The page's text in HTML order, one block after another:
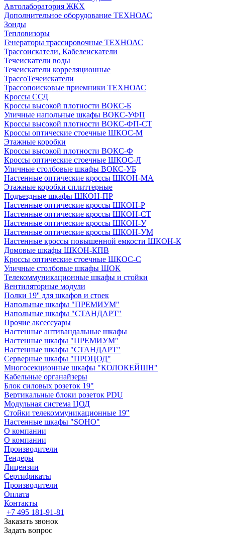
Автолаборатория ЖКХ
Дополнительное оборудование ТЕХНОАС
Зонды
Тепловизоры
Генераторы трассировочные ТЕХНОАС
Трассоискатели, Кабелеискатели
Течеискатели воды
Течеискатели корреляционные
ТрассоТечеискатели
Трассопоисковые приемники ТЕХНОАС
Кроссы ССД
Кроссы высокой плотности ВОКС-Б
Уличные напольные шкафы ВОКС-УФП
Кроссы высокой плотности ВОКС-ФП-СТ
Кроссы оптические стоечные ШКОС-М
Этажные коробки
Кроссы высокой плотности ВОКС-Ф
Кроссы оптические стоечные ШКОС-Л
Уличные столбовые шкафы ВОКС-УБ
Настенные оптические кроссы ШКОН-МА
Этажные коробки сплиттерные
Подъездные шкафы ШКОН-ПР
Настенные оптические кроссы ШКОН-Р
Настенные оптические кроссы ШКОН-СТ
Настенные оптические кроссы ШКОН-У
Настенные оптические кроссы ШКОН-УМ
Настенные кроссы повышенной емкости ШКОН-К
Домовые шкафы ШКОН-КПВ
Кроссы оптические стоечные ШКОС-С
Уличные столбовые шкафы ШОК
Телекоммуникационные шкафы и стойки
Вентиляторные модули
Полки 19'' для шкафов и стоек
Напольные шкафы "ПРЕМИУМ"
Напольные шкафы "СТАНДАРТ"
Прочие аксессуары
Настенные антивандальные шкафы
Настенные шкафы "ПРЕМИУМ"
Настенные шкафы "СТАНДАРТ"
Серверные шкафы "ПРОЦОД"
Многосекционные шкафы "КОЛОКЕЙШН"
Кабельные органайзеры
Блок силовых розеток 19"
Вертикальные блоки розеток PDU
Модульная система ЦОД
Стойки телекоммуникационные 19"
Настенные шкафы "SOHO"
О компании
О компании
Производители
Тендеры
Лицензии
Сертификаты
Производители
Оплата
Контакты
+7 495 181-91-81
Заказать звонок
Задать вопрос